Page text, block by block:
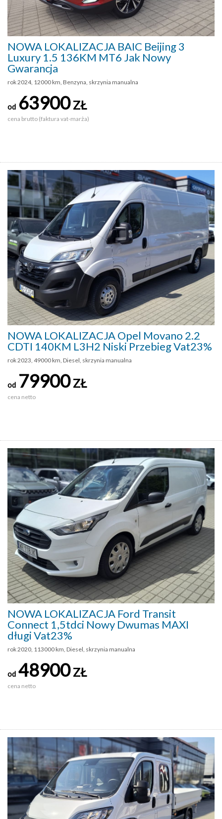
NOWA LOKALIZACJA BAIC Beijing 3
Luxury 1.5 136KM MT6 Jak Nowy
Gwarancja
rok 2024, 12000 km, Benzyna, skrzynia manualna
od 63900ZŁ
cena brutto (faktura vat-marża)
NOWA LOKALIZACJA Opel Movano 2.2
CDTI 140KM L3H2 Niski Przebieg Vat23%
rok 2023, 49000 km, Diesel, skrzynia manualna
od 79900ZŁ
cena netto
NOWA LOKALIZACJA Ford Transit
Connect 1,5tdci Nowy Dwumas MAXI
długi Vat23%
rok 2020, 113000 km, Diesel, skrzynia manualna
od 48900ZŁ
cena netto